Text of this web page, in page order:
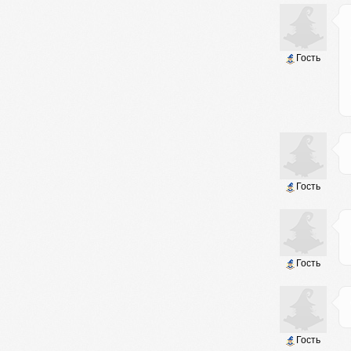
Гость
Гость
Гость
Гость